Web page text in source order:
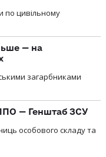
по цивільному
— на
загарбниками
— Генштаб ЗСУ
особового складу та